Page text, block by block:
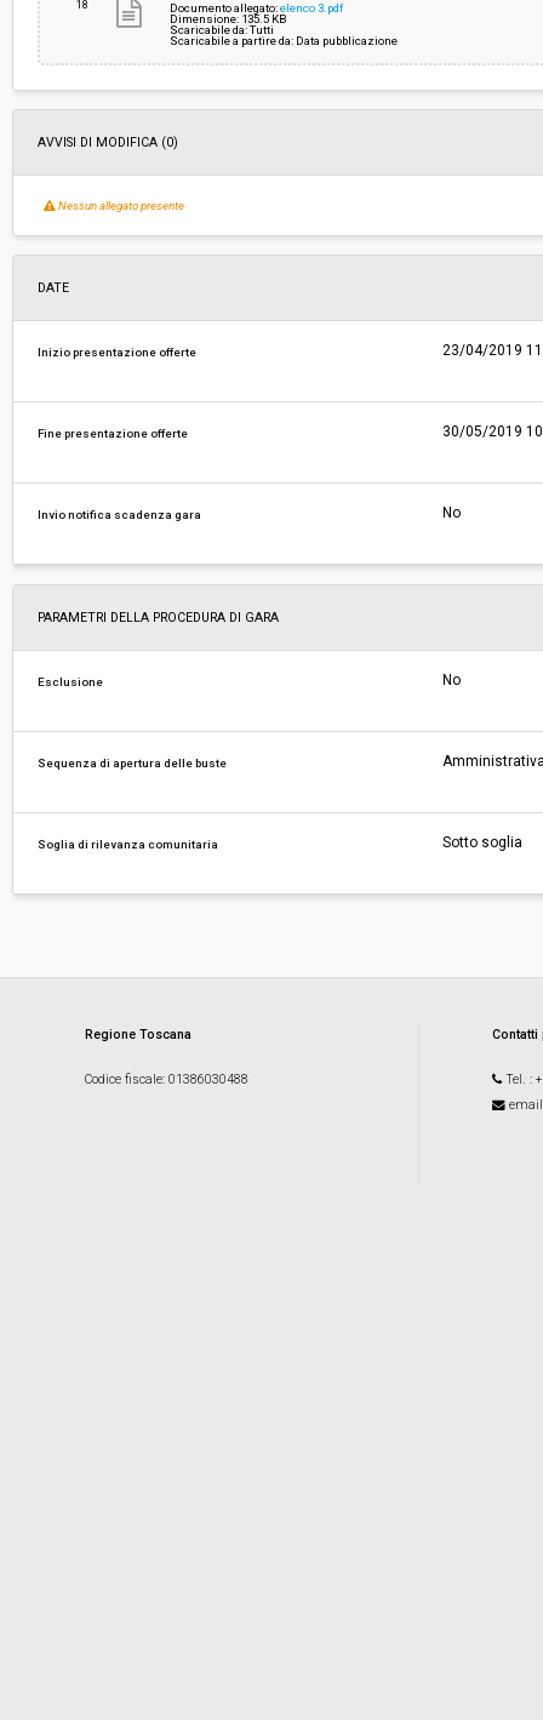
18
Documento allegato:elenco 3.pdf
Dimensione: 135.5 KB
Scaricabile da: Tutti
Scaricabile a partire da: Data pubblicazione
AVVISI DI MODIFICA (0)
Nessun allegato presente
DATE
Inizio presentazione offerte 23/04/2019
Fine presentazione offerte 30/05/2019
Invio notifica scadenza gara No
PARAMETRI DELLA PROCEDURA DI GARA
Esclusione No
Sequenza di apertura delle buste
Soglia di rilevanza comunitaria Sotto soglia
Regione Toscana
Codice fiscale: 01386030488 Tel. :
email